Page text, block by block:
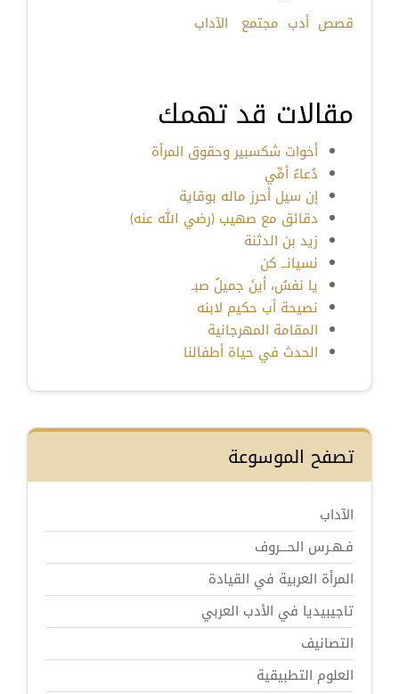
قصص أدب مجتمع الآداب
مقالات قد تهمك
أخوات شكسبير وحقوق المرأة
دُعاءُ أمِّي
إن سيل أحرز ماله بوقاية
دقائق مع صهيب (رضي الله عنه)
زيد بن الدثنة
نسيانــ كن
يا نفسُ، أينَ جميلُ صبـ
نصيحة أب حكيم لابنه
المقامة المهرجانية
الحدث في حياة أطفالنا
تصفح الموسوعة
الآداب
فـهـرس الحـــروف
المرأة العربية في القيادة
تاجيبيديا في الأدب العربي
التصانيف
العلوم التطبيقية